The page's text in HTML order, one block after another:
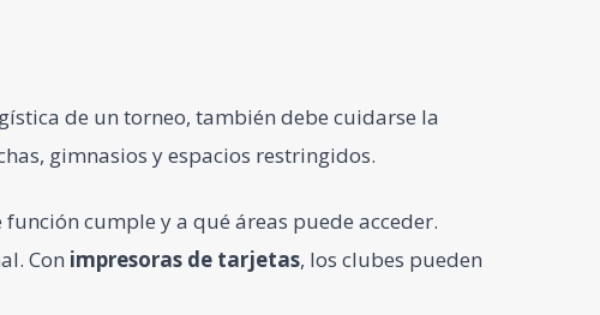
de un torneo, también debe cuidarse la
gimnasios y espacios restringidos.
cumple y a qué áreas puede acceder.
Con impresoras de tarjetas, los clubes pueden